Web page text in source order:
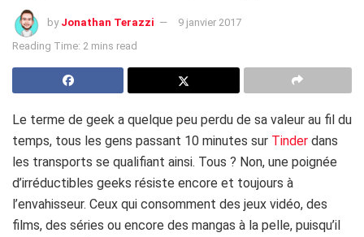
by Jonathan Terazzi
9 janvier 2017
Reading Time: 2 mins read
Le terme de geek a quelque peu perdu de sa valeur au fil du
temps, tous les gens passant 10 minutes sur Tinder dans
les transports se qualifiant ainsi. Tous ? Non, une poignée
d’irréductibles geeks résiste encore et toujours à
l’envahisseur. Ceux qui consomment des jeux vidéo, des
films, des séries ou encore des mangas à la pelle, puisqu’il